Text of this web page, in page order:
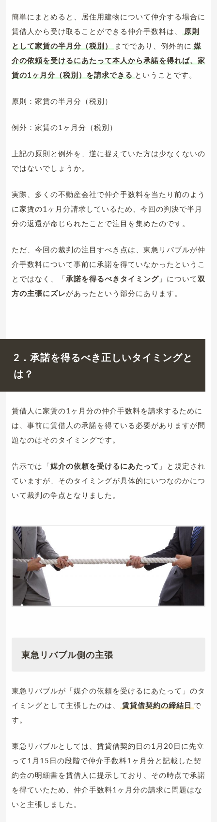
簡単にまとめると、居住用建物について仲介する場合に
賃借人から受け取ることができる仲介手数料は、
原則
として家賃の半月分（税別）
までであり、例外的に 媒
介の依頼を受けるにあたって本人から承諾を得れば、家
賃の1ヶ月分（税別）を請求できる ということです。
原則：家賃の半月分（税別）
例外：家賃の1ヶ月分（税別）
上記の原則と例外を、逆に捉えていた方は少なくないの
ではないでしょうか。
実際、多くの不動産会社で仲介手数料を当たり前のよう
に家賃の1ヶ月分請求しているため、今回の判決で半月
分の返還が命じられたことで注目を集めたのです。
ただ、今回の裁判の注目すべき点は、東急リバブルが仲
介手数料について事前に承諾を得ていなかったというこ
とではなく、「承諾を得るべきタイミング 」について双
方の主張にズレがあったという部分にあります。
2．承諾を得るべき正しいタイミングと
は？
賃借人に家賃の1ヶ月分の仲介手数料を請求するために
は、事前に賃借人の承諾を得ている必要がありますが問
題なのはそのタイミングです。
告示では「媒介の依頼を受けるにあたって 」と規定され
ていますが、そのタイミングが具体的にいつなのかにつ
いて裁判の争点となりました。
東急リバブル側の主張
東急リバブルが「媒介の依頼を受けるにあたって」のタ
イミングとして主張したのは、
賃貸借契約の締結日 で
す。
東急リバブルとしては、賃貸借契約日の1月20日に先立
って1月15日の段階で仲介手数料1ヶ月分と記載した契
約金の明細書を賃借人に提示しており、その時点で承諾
を得ていたため、仲介手数料1ヶ月分の請求に問題はな
いと主張しました。